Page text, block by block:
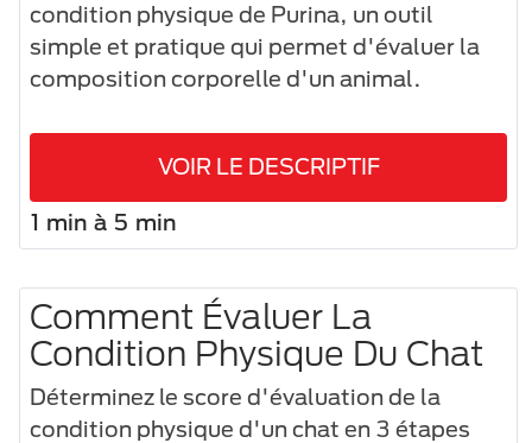
condition physique de Purina, un outil
simple et pratique qui permet d'évaluer la
composition corporelle d'un animal.
VOIR LE DESCRIPTIF
1 min à 5 min
Comment Évaluer La
Condition Physique Du Chat
Déterminez le score d'évaluation de la
condition physique d'un chat en 3 étapes